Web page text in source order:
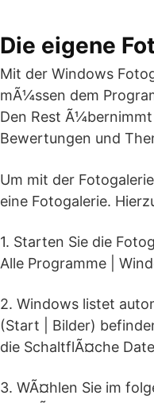
Die eigene
Mit der Windows
mÃ¼ssen dem
Den Rest
Bewertungen und
Um mit der
eine Fotogalerie.
1. Starten Sie die
Alle Programme |
2. Windows listet
(Start | Bilder)
die SchaltflÃ¤che
3. WÃ¤hlen Sie im